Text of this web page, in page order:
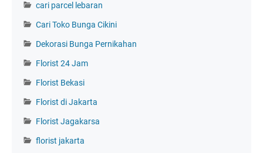
cari parcel lebaran
Cari Toko Bunga Cikini
Dekorasi Bunga Pernikahan
Florist 24 Jam
Florist Bekasi
Florist di Jakarta
Florist Jagakarsa
florist jakarta